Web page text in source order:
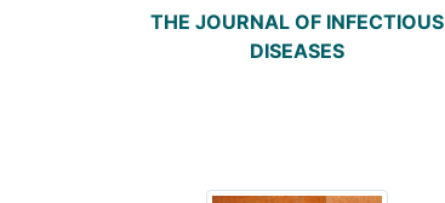
THE JOURNAL OF INFECTIOUS
DISEASES